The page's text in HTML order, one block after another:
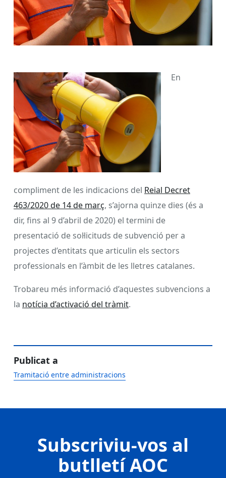
En
compliment de les indicacions del Reial Decret
463/2020 de 14 de març, s’ajorna quinze dies (és a
dir, fins al 9 d’abril de 2020) el termini de
presentació de sol·licituds de subvenció per a
projectes d’entitats que articulin els sectors
professionals en l’àmbit de les lletres catalanes.
Trobareu més informació d’aquestes subvencions a
la notícia d’activació del tràmit.
Publicat a
Tramitació entre administracions
Subscriviu-vos al
butlletí AOC